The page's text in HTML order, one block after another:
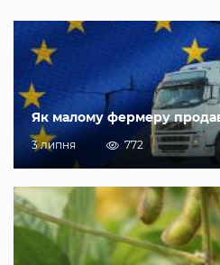
Як малому фермеру
3 липня 772